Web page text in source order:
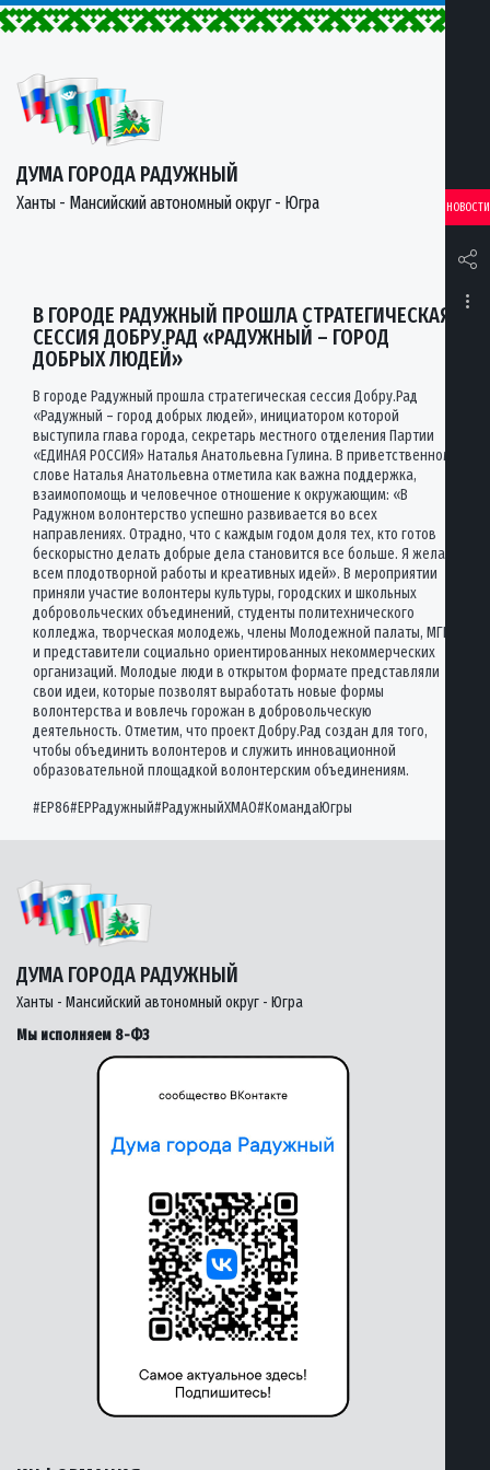
ДУМА ГОРОДА РАДУЖНЫЙ
Ханты - Мансийский автономный округ - Югра НОВОСТИ
В ГОРОДЕ РАДУЖНЫЙ ПРОШЛА СТРАТЕГИЧЕСКАЯ
СЕССИЯ ДОБРУ.РАД «РАДУЖНЫЙ – ГОРОД
ДОБРЫХ ЛЮДЕЙ»
В городе Радужный прошла стратегическая сессия Добру.Рад
«Радужный – город добрых людей», инициатором которой
выступила глава города, секретарь местного отделения Партии
«ЕДИНАЯ РОССИЯ» Наталья Анатольевна Гулина. В приветственном
слове Наталья Анатольевна отметила как важна поддержка,
взаимопомощь и человечное отношение к окружающим: «В
Радужном волонтерство успешно развивается во всех
направлениях. Отрадно, что с каждым годом доля тех, кто готов
бескорыстно делать добрые дела становится все больше. Я желаю
всем плодотворной работы и креативных идей». В мероприятии
приняли участие волонтеры культуры, городских и школьных
добровольческих объединений, студенты политехнического
колледжа, творческая молодежь, члены Молодежной палаты, МГЕР
и представители социально ориентированных некоммерческих
организаций. Молодые люди в открытом формате представляли
свои идеи, которые позволят выработать новые формы
волонтерства и вовлечь горожан в добровольческую
деятельность. Отметим, что проект Добру.Рад создан для того,
чтобы объединить волонтеров и служить инновационной
образовательной площадкой волонтерским объединениям.
#ЕР86#ЕРРадужный#РадужныйХМАО#КомандаЮгры
ДУМА ГОРОДА РАДУЖНЫЙ
Ханты - Мансийский автономный округ - Югра
Мы исполняем 8-ФЗ